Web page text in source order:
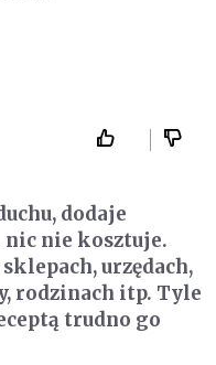
dodaje
nic nie kosztuje.
urzędach,
rodzinach itp. Tyle
trudno go